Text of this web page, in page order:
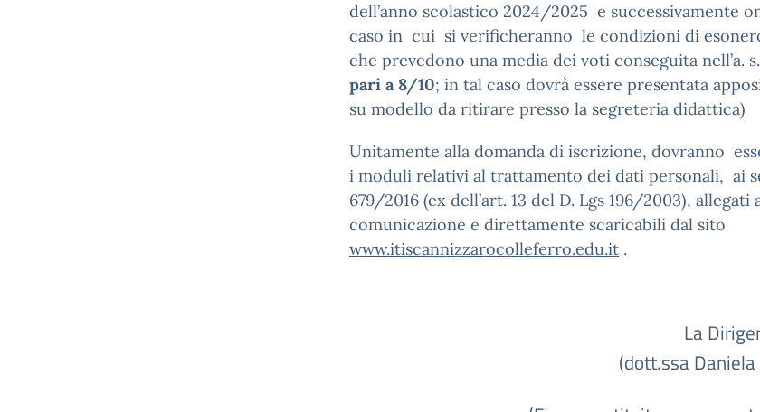
dell’anno scolastico 2024/2025 e successivamente
caso in cui si verificheranno le condizioni di
che prevedono una media dei voti conseguita nell’a.
pari a 8/10; in tal caso dovrà essere presentata
su modello da ritirare presso la segreteria didattica)
Unitamente alla domanda di iscrizione, dovranno
i moduli relativi al trattamento dei dati personali, ai
679/2016 (ex dell’art. 13 del D. Lgs 196/2003), allegati
comunicazione e direttamente scaricabili dal sito
www.itiscannizzarocolleferro.edu.it .
La
(dott.ssa